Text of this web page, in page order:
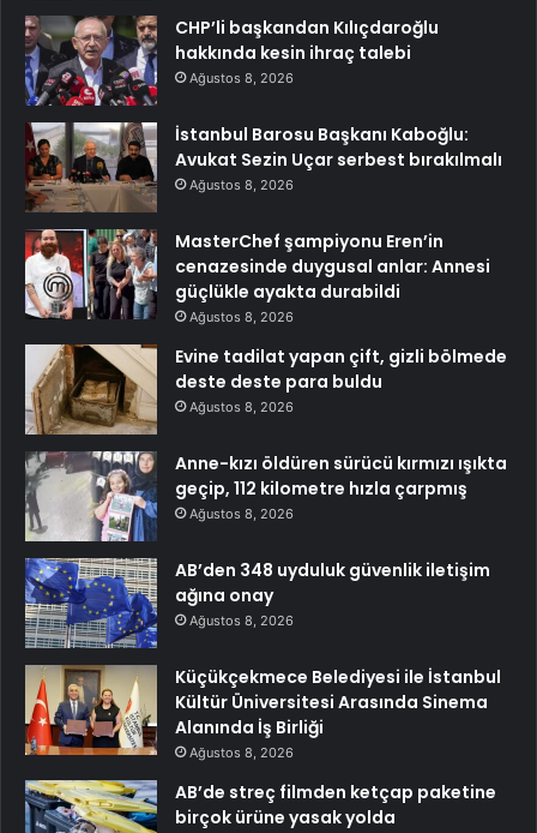
CHP’li başkandan Kılıçdaroğlu
hakkında kesin ihraç talebi
Ağustos 8, 2026
İstanbul Barosu Başkanı Kaboğlu:
Avukat Sezin Uçar serbest bırakılmalı
Ağustos 8, 2026
MasterChef şampiyonu Eren’in
cenazesinde duygusal anlar: Annesi
güçlükle ayakta durabildi
Ağustos 8, 2026
Evine tadilat yapan çift, gizli bölmede
deste deste para buldu
Ağustos 8, 2026
Anne-kızı öldüren sürücü kırmızı ışıkta
geçip, 112 kilometre hızla çarpmış
Ağustos 8, 2026
AB’den 348 uyduluk güvenlik iletişim
ağına onay
Ağustos 8, 2026
Küçükçekmece Belediyesi ile İstanbul
Kültür Üniversitesi Arasında Sinema
Alanında İş Birliği
Ağustos 8, 2026
AB’de streç filmden ketçap paketine
birçok ürüne yasak yolda